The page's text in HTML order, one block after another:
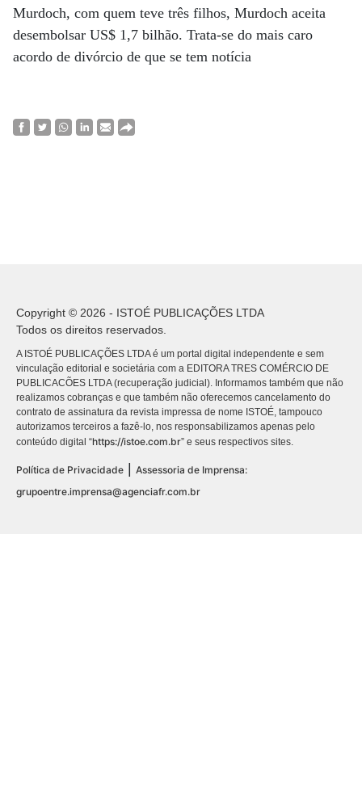
Murdoch, com quem teve três filhos, Murdoch aceita
desembolsar US$ 1,7 bilhão. Trata-se do mais caro
acordo de divórcio de que se tem notícia
Copyright © 2026 - ISTOÉ PUBLICAÇÕES LTDA
Todos os direitos reservados.
A ISTOÉ PUBLICAÇÕES LTDA é um portal digital independente e sem
vinculação editorial e societária com a EDITORA TRES COMÉRCIO DE
PUBLICACÕES LTDA (recuperação judicial). Informamos também que não
realizamos cobranças e que também não oferecemos cancelamento do
contrato de assinatura da revista impressa de nome ISTOÉ, tampouco
autorizamos terceiros a fazê-lo, nos responsabilizamos apenas pelo
conteúdo digital “https://istoe.com.br” e seus respectivos sites.
Política de Privacidade | Assessoria de Imprensa:
grupoentre.imprensa@agenciafr.com.br